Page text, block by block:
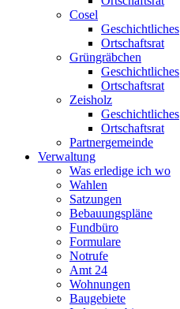
Cosel
Geschichtliches
Ortschaftsrat
Grüngräbchen
Geschichtliches
Ortschaftsrat
Zeisholz
Geschichtliches
Ortschaftsrat
Partnergemeinde
Verwaltung
Was erledige ich wo
Wahlen
Satzungen
Bebauungspläne
Fundbüro
Formulare
Notrufe
Amt 24
Wohnungen
Baugebiete